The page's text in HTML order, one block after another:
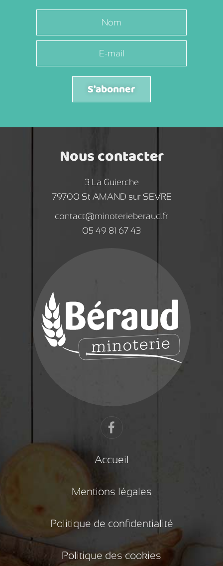
S'abonner
Nous contacter
3 La Guierche
79700 St AMAND sur SEVRE
contact@minoterieberaud.fr
05 49 81 67 43
Accueil
Mentions légales
Politique de confidentialité
Politique des cookies